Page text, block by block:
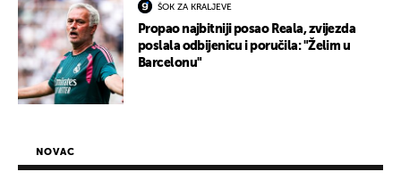
ŠOK ZA KRALJEVE
Propao najbitniji posao Reala, zvijezda
poslala odbijenicu i poručila: "Želim u
Barcelonu"
NOVAC